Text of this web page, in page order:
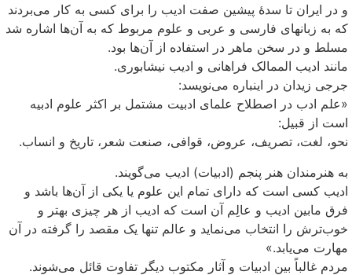
و در ایران تا سدهٔ پیشین صفت ادیب را برای کسی به کار می‌بردند
که به زبانهای فارسی و عربی و علوم مربوط که به آن‌ها اشاره شد
مسلط و در سخن ماهر در استفاده از آن‌ها بود.
مانند ادیب الممالک فراهانی و ادیب نیشابوری.
جرجی زیدان در اینباره می‌نویسد:
«علم ادب در اصطلاح علمای ادبیت مشتمل بر اکثر علوم ادبیه
است از قبیل:
نحو، لغت، تصریف، عروض، قوافی، صنعت شعر، تاریخ و انساب.
به هنرمندان هنر پنجم (ادبیات) ادیب می‌گویند.
ادیب کسی است که دارای تمام این علوم یا یکی از آن‌ها باشد و
فرق مابین ادیب و عالِم آن است که ادیب از هر چیزی بهتر و
خوب‌ترش را انتخاب می‌نماید و عالم تنها یک مقصد را گرفته در آن
مهارت می‌یابد.»
مردم غالباً بین ادبیات و آثار مکتوب دیگر تفاوت قائل می‌شوند.